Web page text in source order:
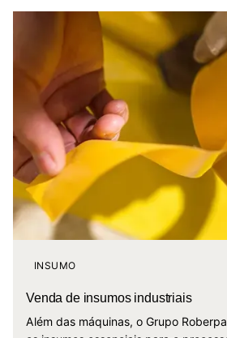
INSUMO
Venda de insumos industriais
Além das máquinas, o Grupo